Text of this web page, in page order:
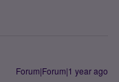
Forum|Forum|1 year ago